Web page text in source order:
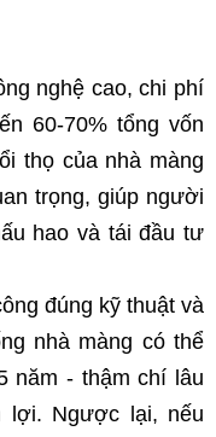
nghệ cao, chi phí
60-70% tổng vốn
thọ của nhà màng
trọng, giúp người
hao và tái đầu tư
đúng kỹ thuật và
nhà màng có thể
năm - thậm chí lâu
lợi. Ngược lại, nếu